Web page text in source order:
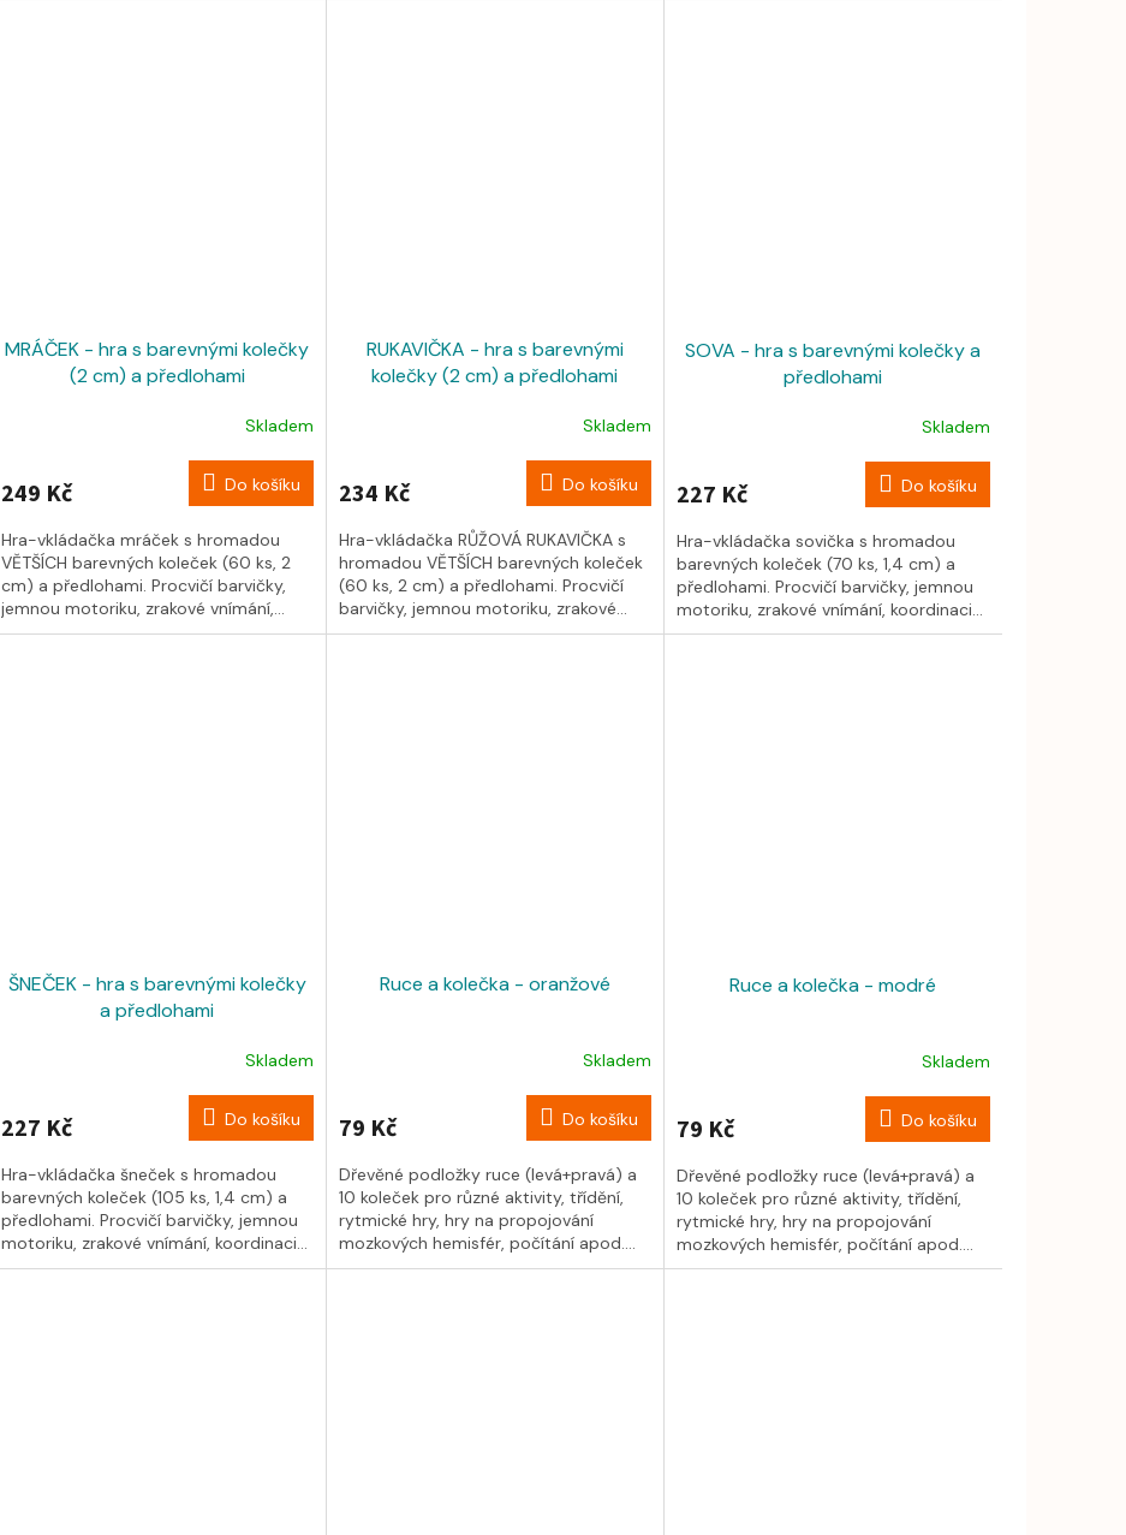
MRÁČEK - hra s barevnými kolečky
(2 cm) a předlohami
Skladem
249 Kč Do košíku
Hra-vkládačka mráček s hromadou
VĚTŠÍCH barevných koleček (60 ks, 2
cm) a předlohami. Procvičí barvičky,
jemnou motoriku, zrakové vnímání,...
RUKAVIČKA - hra s barevnými
kolečky (2 cm) a předlohami
Skladem
234 Kč Do košíku
Hra-vkládačka RŮŽOVÁ RUKAVIČKA s
hromadou VĚTŠÍCH barevných koleček
(60 ks, 2 cm) a předlohami. Procvičí
barvičky, jemnou motoriku, zrakové...
SOVA - hra s barevnými kolečky a
předlohami
Skladem
227 Kč Do košíku
Hra-vkládačka sovička s hromadou
barevných koleček (70 ks, 1,4 cm) a
předlohami. Procvičí barvičky, jemnou
motoriku, zrakové vnímání, koordinaci...
ŠNEČEK - hra s barevnými kolečky
a předlohami
Skladem
227 Kč Do košíku
Hra-vkládačka šneček s hromadou
barevných koleček (105 ks, 1,4 cm) a
předlohami. Procvičí barvičky, jemnou
motoriku, zrakové vnímání, koordinaci...
Ruce a kolečka - oranžové
Skladem
79 Kč Do košíku
Dřevěné podložky ruce (levá+pravá) a
10 koleček pro různé aktivity, třídění,
rytmické hry, hry na propojování
mozkových hemisfér, počítání apod....
Ruce a kolečka - modré
Skladem
79 Kč Do košíku
Dřevěné podložky ruce (levá+pravá) a
10 koleček pro různé aktivity, třídění,
rytmické hry, hry na propojování
mozkových hemisfér, počítání apod....